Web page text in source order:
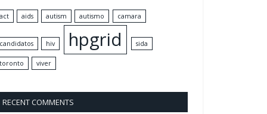
act aids autism autismo camara
candidatos hiv hpgrid sida
toronto viver
RECENT COMMENTS